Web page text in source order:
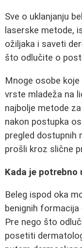
Sve o uklanjanju
laserske metode,
ožiljaka i saveti
što odlučite o
Mnoge osobe
vrste mladeža na
najbolje metode
nakon postupka
pregled dostupnih
prošli kroz slične
Kada je potrebno
Beleg ispod oka
benignih
Pre nego što
posetiti